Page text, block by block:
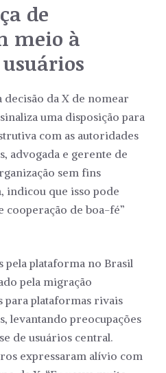
de
meio à
decisão da X de nomear
uma disposição para
com as autoridades
advogada e gerente de
sem fins
indicou que isso pode
cooperação de boa-fé”
pela plataforma no Brasil
pela migração
para plataformas rivais
levantando preocupações
de usuários central.
expressaram alívio com